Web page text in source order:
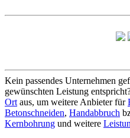
Kein passendes Unternehmen
gewünschten Leistung
Ort aus, um weitere Anbieter für
Betonschneiden, Handabbruch
Kernbohrung und weitere